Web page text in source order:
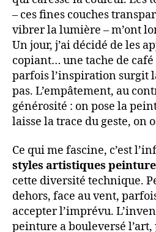
– ces fines couches
vibrer la lumière – m’ont
Un jour, j’ai décidé de les
copiant… une tache de
parfois l’inspiration surgit
pas. L’empâtement, au
générosité : on pose la
laisse la trace du geste, on
Ce qui me fascine, c’est
styles artistiques peinture
cette diversité technique.
dehors, face au vent,
accepter l’imprévu.
peinture a bouleversé